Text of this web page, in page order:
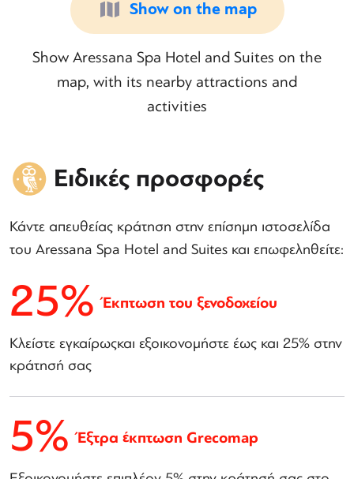
Show on the map
Show Aressana Spa Hotel and Suites on the
map, with its nearby attractions and
activities
Ειδικές προσφορές
Κάντε απευθείας κράτηση στην επίσημη ιστοσελίδα
του Aressana Spa Hotel and Suites και επωφεληθείτε:
25% Έκπτωση του ξενοδοχείου
Κλείστε εγκαίρωςκαι εξοικονομήστε έως και 25% στην
κράτησή σας
5% Έξτρα έκπτωση Grecomap